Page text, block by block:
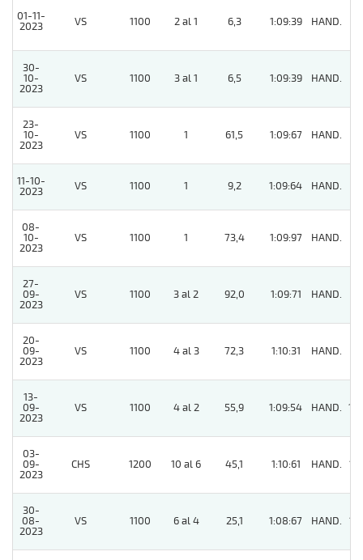
01-11-
2023
VS 1100 2 al 1 6,3 1:09:39 HAND.
30-
10-
2023
VS 1100 3 al 1 6,5 1:09:39 HAND.
23-
10-
2023
VS 1100 1 61,5 1:09:67 HAND.
11-10-
2023
VS 1100 1 9,2 1:09:64 HAND.
08-
10-
2023
VS 1100 1 73,4 1:09:97 HAND.
27-
09-
2023
VS 1100 3 al 2 92,0 1:09:71 HAND.
20-
09-
2023
VS 1100 4 al 3 72,3 1:10:31 HAND.
13-
09-
2023
VS 1100 4 al 2 55,9 1:09:54 HAND. 10
03-
09-
2023
CHS 1200 10 al 6 45,1 1:10:61 HAND. 15
30-
08-
2023
VS 1100 6 al 4 25,1 1:08:67 HAND. 13